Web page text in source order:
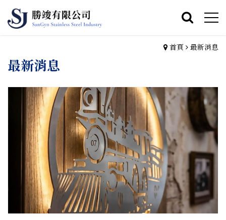
首頁 最新消息
最新消息